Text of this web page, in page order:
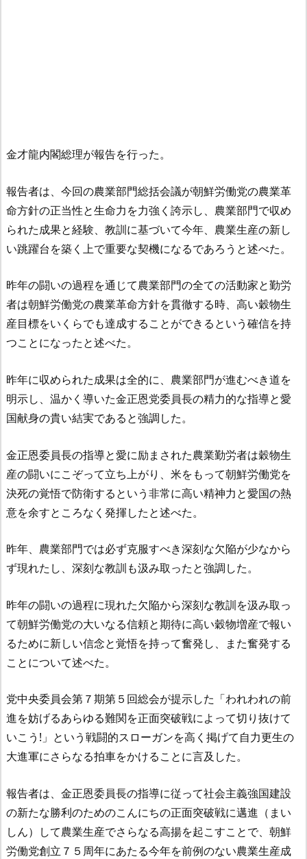
金才龍内閣総理が報告を行った。
報告者は、今回の農業部門総括会議が朝鮮労働党の農業革
命方針の正当性と生命力を力強く誇示し、農業部門で収め
られた成果と経験、教訓に基づいて今年、農業生産の新し
い跳躍台を築く上で重要な契機になるであろうと述べた。
昨年の闘いの過程を通じて農業部門の全ての活動家と勤労
者は朝鮮労働党の農業革命方針を貫徹する時、高い穀物生
産目標をいくらでも達成することができるという確信を持
つことになったと述べた。
昨年に収められた成果は全的に、農業部門が進むべき道を
明示し、温かく導いた金正恩党委員長の精力的な指導と愛
国献身の貴い結実であると強調した。
金正恩委員長の指導と愛に励まされた農業勤労者は穀物生
産の闘いにこぞって立ち上がり、米をもって朝鮮労働党を
決死の覚悟で防衛するという非常に高い精神力と愛国の熱
意を余すところなく発揮したと述べた。
昨年、農業部門では必ず克服すべき深刻な欠陥が少なから
ず現れたし、深刻な教訓も汲み取ったと強調した。
昨年の闘いの過程に現れた欠陥から深刻な教訓を汲み取っ
て朝鮮労働党の大いなる信頼と期待に高い穀物増産で報い
るために新しい信念と覚悟を持って奮発し、また奮発する
ことについて述べた。
党中央委員会第７期第５回総会が提示した「われわれの前
進を妨げるあらゆる難関を正面突破戦によって切り抜けて
いこう!」という戦闘的スローガンを高く掲げて自力更生の
大進軍にさらなる拍車をかけることに言及した。
報告者は、金正恩委員長の指導に従って社会主義強国建設
の新たな勝利のためのこんにちの正面突破戦に邁進（まい
しん）して農業生産でさらなる高揚を起こすことで、朝鮮
労働党創立７５周年にあたる今年を前例のない農業生産成